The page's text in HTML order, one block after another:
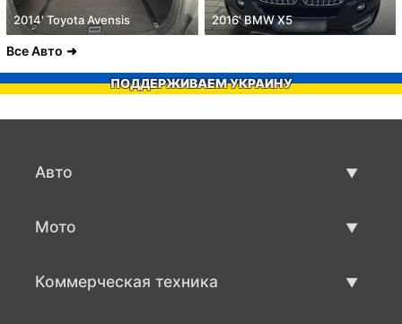
2014' Toyota Avensis 2016' BMW X5
Все Авто
ПОДДЕРЖИВАЕМ УКРАИНУ
Авто
Мото
Коммерческая техника